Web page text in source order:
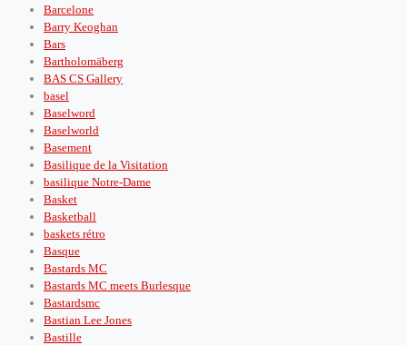
Barcelone
Barry Keoghan
Bars
Bartholomäberg
BAS CS Gallery
basel
Baselword
Baselworld
Basement
Basilique de la Visitation
basilique Notre-Dame
Basket
Basketball
baskets rétro
Basque
Bastards MC
Bastards MC meets Burlesque
Bastardsmc
Bastian Lee Jones
Bastille